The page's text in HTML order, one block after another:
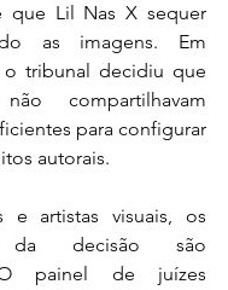
que Lil Nas X sequer
as imagens. Em
o tribunal decidiu que
compartilhavam
para configurar
autorais.
e artistas visuais, os
da decisão são
O painel de juízes